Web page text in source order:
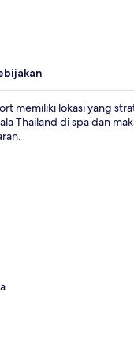
memiliki lokasi yang
Thailand di spa dan